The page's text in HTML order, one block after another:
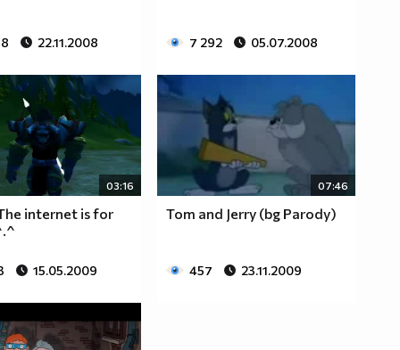
22.11.2008 7 292 05.07.2008
03:16
internet is for
15.05.2009
07:46
Tom and Jerry (bg Parody)
457 23.11.2009